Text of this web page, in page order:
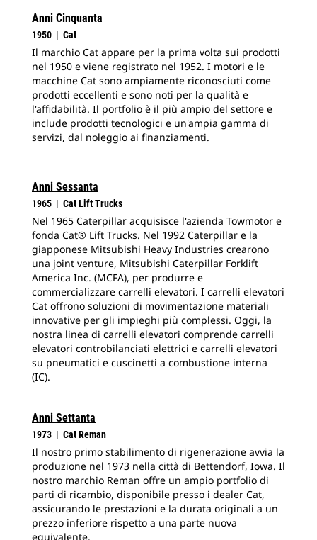
Anni Cinquanta
1950 | Cat
Il marchio Cat appare per la prima volta sui prodotti
nel 1950 e viene registrato nel 1952. I motori e le
macchine Cat sono ampiamente riconosciuti come
prodotti eccellenti e sono noti per la qualità e
l'affidabilità. Il portfolio è il più ampio del settore e
include prodotti tecnologici e un'ampia gamma di
servizi, dal noleggio ai finanziamenti.
Anni Sessanta
1965 | Cat Lift Trucks
Nel 1965 Caterpillar acquisisce l'azienda Towmotor e
fonda Cat® Lift Trucks. Nel 1992 Caterpillar e la
giapponese Mitsubishi Heavy Industries crearono
una joint venture, Mitsubishi Caterpillar Forklift
America Inc. (MCFA), per produrre e
commercializzare carrelli elevatori. I carrelli elevatori
Cat offrono soluzioni di movimentazione materiali
innovative per gli impieghi più complessi. Oggi, la
nostra linea di carrelli elevatori comprende carrelli
elevatori controbilanciati elettrici e carrelli elevatori
su pneumatici e cuscinetti a combustione interna
(IC).
Anni Settanta
1973 | Cat Reman
Il nostro primo stabilimento di rigenerazione avvia la
produzione nel 1973 nella città di Bettendorf, Iowa. Il
nostro marchio Reman offre un ampio portfolio di
parti di ricambio, disponibile presso i dealer Cat,
assicurando le prestazioni e la durata originali a un
prezzo inferiore rispetto a una parte nuova
equivalente.